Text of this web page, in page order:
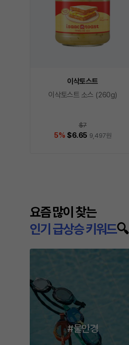
이삭토스트
이삭토스트 소스 (260g)
$7
5% $6.65 9,497원
요즘 많이 찾는
인기 급상승 키워드🔍
#물안경